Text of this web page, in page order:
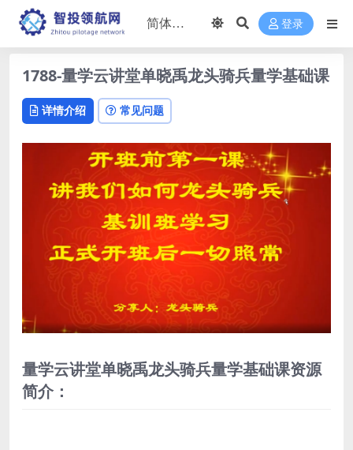
登录
1788-量学云讲堂单晓禹龙头骑兵量学基础课
详情介绍 常见问题
量学云讲堂单晓禹龙头骑兵量学基础课资源
简介：